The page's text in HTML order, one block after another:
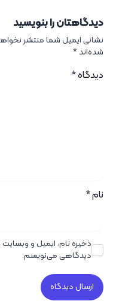
دیدگاهتان را بنویسید
نشانی ایمیل شما منتشر
شده‌اند*
دیدگاه*
نام*
ذخیره نام، ایمیل و وبسایت
دیدگاهی می‌نویسم.